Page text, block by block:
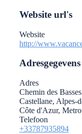
Website url's
Website
http://
Adres
Chemin des
Castellane, Alpes-
Côte d'Azur,
Telefoon
+33787935894